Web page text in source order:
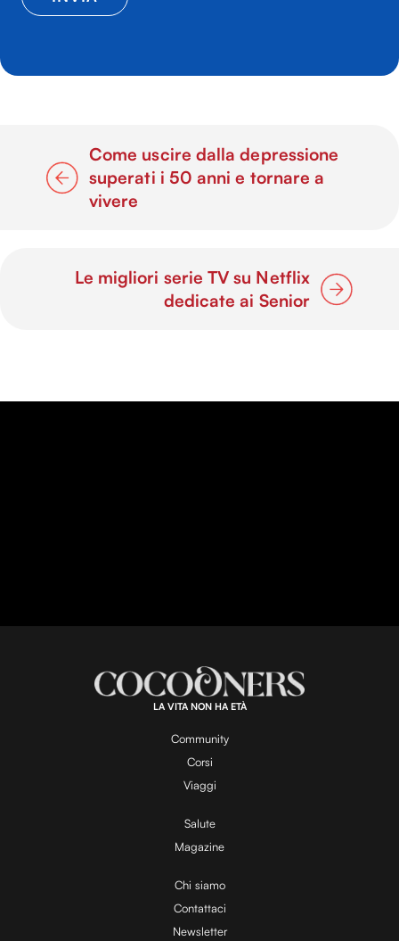
Come uscire dalla depressione
superati i 50 anni e tornare a
vivere
Le migliori serie TV su Netflix
dedicate ai Senior
LA VITA NON HA ETÀ
Community
Corsi
Viaggi
Salute
Magazine
Chi siamo
Contattaci
Newsletter